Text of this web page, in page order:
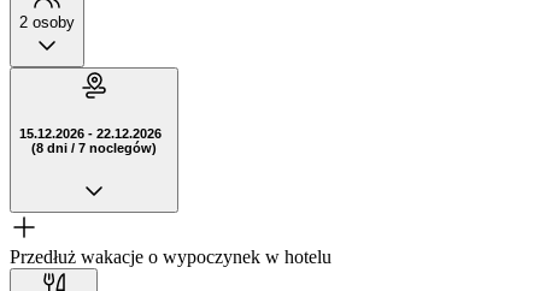
2 osoby
15.12.2026 - 22.12.2026
(8 dni / 7 noclegów)
Przedłuż wakacje o wypoczynek w hotelu